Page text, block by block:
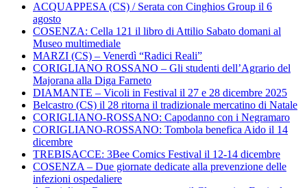
ACQUAPPESA (CS) / Serata con Cinghios Group il 6
agosto
COSENZA: Cella 121 il libro di Attilio Sabato domani al
Museo multimediale
MARZI (CS) – Venerdì “Radici Reali”
CORIGLIANO ROSSANO – Gli studenti dell’Agrario del
Majorana alla Diga Farneto
DIAMANTE – Vicoli in Festival il 27 e 28 dicembre 2025
Belcastro (CS) il 28 ritorna il tradizionale mercatino di Natale
CORIGLIANO-ROSSANO: Capodanno con i Negramaro
CORIGLIANO-ROSSANO: Tombola benefica Aido il 14
dicembre
TREBISACCE: 3Bee Comics Festival il 12-14 dicembre
COSENZA – Due giornate dedicate alla prevenzione delle
infezioni ospedaliere